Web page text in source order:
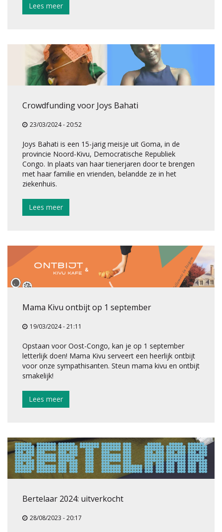
Lees meer
Crowdfunding voor Joys Bahati
23/03/2024 - 20:52
Joys Bahati is een 15-jarig meisje uit Goma, in de
provincie Noord-Kivu, Democratische Republiek
Congo. In plaats van haar tienerjaren door te brengen
met haar familie en vrienden, belandde ze in het
ziekenhuis.
Lees meer
Mama Kivu ontbijt op 1 september
19/03/2024 - 21:11
Opstaan voor Oost-Congo, kan je op 1 september
letterlijk doen! Mama Kivu serveert een heerlijk ontbijt
voor onze sympathisanten. Steun mama kivu en ontbijt
smakelijk!
Lees meer
Bertelaar 2024: uitverkocht
28/08/2023 - 20:17